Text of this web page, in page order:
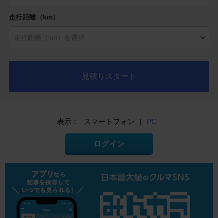
走行距離（km）
見積りスタート
表示： スマートフォン | PC
ログイン